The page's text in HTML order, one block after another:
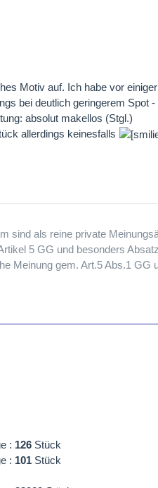
Motiv auf. Ich habe vor
bei deutlich geringerem Spot
absolut makellos (Stgl.)
allerdings keinesfalls
sind als reine private
5 GG und besonders
Meinung gem. Art.5 Abs.1 GG
: 126 Stück
: 101 Stück